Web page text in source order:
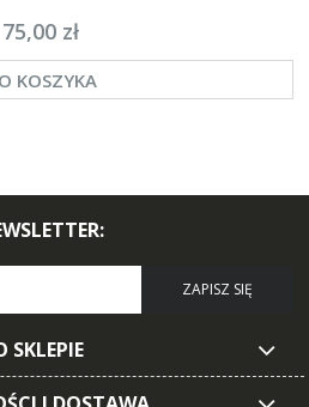
75,00 zł
KOSZYKA
ZAPISZ SIĘ
SKLEPIE